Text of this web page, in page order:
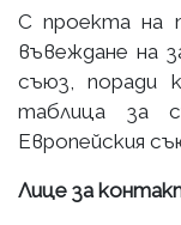
С проекта на
въвеждане на
съюз, поради
таблица за
Европейския
Лице за